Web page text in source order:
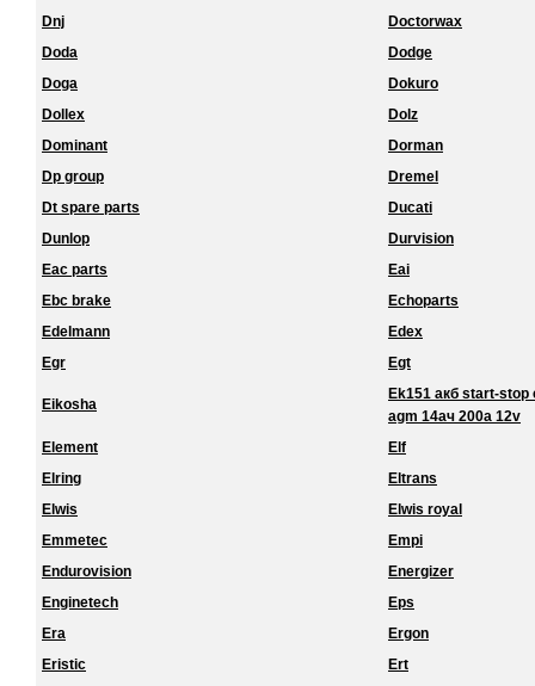
Dnj
Doctorwax
Doda
Dodge
Doga
Dokuro
Dollex
Dolz
Dominant
Dorman
Dp group
Dremel
Dt spare parts
Ducati
Dunlop
Durvision
Eac parts
Eai
Ebc brake
Echoparts
Edelmann
Edex
Egr
Egt
Eikosha
Ek151 акб start-
agm 14ач 200a 12v
Element
Elf
Elring
Eltrans
Elwis
Elwis royal
Emmetec
Empi
Endurovision
Energizer
Enginetech
Eps
Era
Ergon
Eristic
Ert